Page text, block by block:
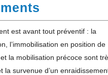
est avant tout préventif : la
l’immobilisation en position de
la mobilisation précoce sont
la survenue d’un